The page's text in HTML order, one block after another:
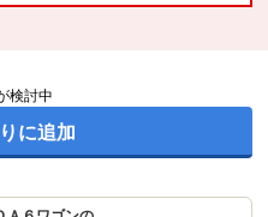
検討中
に追加